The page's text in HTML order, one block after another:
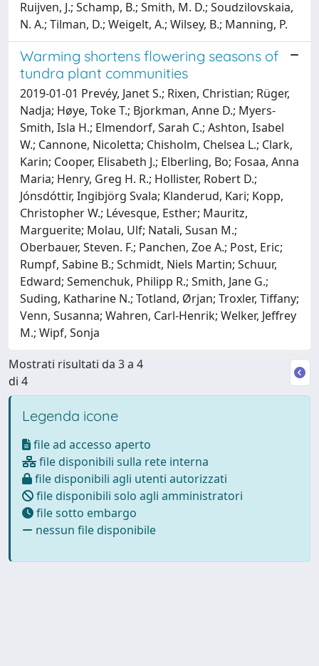
Ruijven, J.; Schamp, B.; Smith, M. D.; Soudzilovskaia,
N. A.; Tilman, D.; Weigelt, A.; Wilsey, B.; Manning, P.
Warming shortens flowering seasons of
tundra plant communities
2019-01-01 Prevéy, Janet S.; Rixen, Christian; Rüger,
Nadja; Høye, Toke T.; Bjorkman, Anne D.; Myers-
Smith, Isla H.; Elmendorf, Sarah C.; Ashton, Isabel
W.; Cannone, Nicoletta; Chisholm, Chelsea L.; Clark,
Karin; Cooper, Elisabeth J.; Elberling, Bo; Fosaa, Anna
Maria; Henry, Greg H. R.; Hollister, Robert D.;
Jónsdóttir, Ingibjörg Svala; Klanderud, Kari; Kopp,
Christopher W.; Lévesque, Esther; Mauritz,
Marguerite; Molau, Ulf; Natali, Susan M.;
Oberbauer, Steven. F.; Panchen, Zoe A.; Post, Eric;
Rumpf, Sabine B.; Schmidt, Niels Martin; Schuur,
Edward; Semenchuk, Philipp R.; Smith, Jane G.;
Suding, Katharine N.; Totland, Ørjan; Troxler, Tiffany;
Venn, Susanna; Wahren, Carl-Henrik; Welker, Jeffrey
M.; Wipf, Sonja
Mostrati risultati da 3 a 4
di 4
Legenda icone
file ad accesso aperto
file disponibili sulla rete interna
file disponibili agli utenti autorizzati
file disponibili solo agli amministratori
file sotto embargo
nessun file disponibile